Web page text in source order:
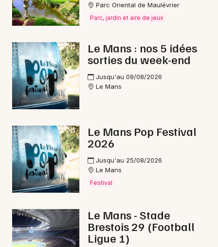
Artistes en tournée
Magazine au Mans
72 - Sarthe
Choisir mes départements
Mon email
Je m'abonne
Parc Oriental de Maulévrier
Parc, jardin et aire de jeux
Le Mans : nos 5 idées
sorties du week-end
Jusqu'au 09/08/2026
Le Mans
Le Mans Pop Festival
2026
Jusqu'au 25/08/2026
Le Mans
Festival
Le Mans - Stade
Brestois 29 (Football
Ligue 1)